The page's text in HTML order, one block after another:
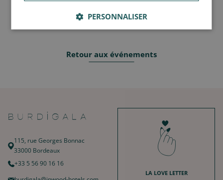
proident anim aute veniam adipisicing sit. Aliquip amet duis enim
labore anim officia incididunt occaecat deserunt est adipisicing.
Retour aux événements
115, rue Georges Bonnac
33000 Bordeaux
+33 5 56 90 16 16
LA LOVE LETTER
PERSONNALISER